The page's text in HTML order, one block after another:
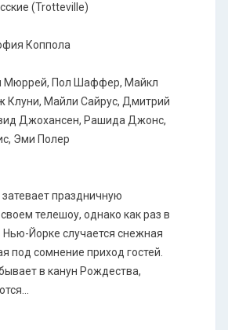
(Trotteville)
Коппола
Мюррей, Пол Шаффер, Майкл
Майли Сайрус, Дмитрий
Джохансен, Рашида Джонс,
Эми Полер
праздничную
телешоу, однако как раз в
Нью-Йорке случается снежная
под сомнение приход гостей.
в канун Рождества,